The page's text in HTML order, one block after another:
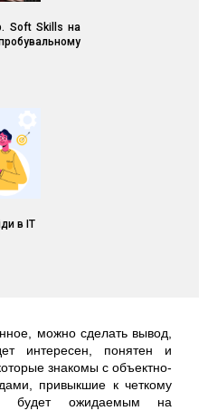
Soft Skills на
в IT
можно сделать вывод,
интересен, понятен и
знакомы с объектно-
привыкшие к четкому
будет ожидаемым на